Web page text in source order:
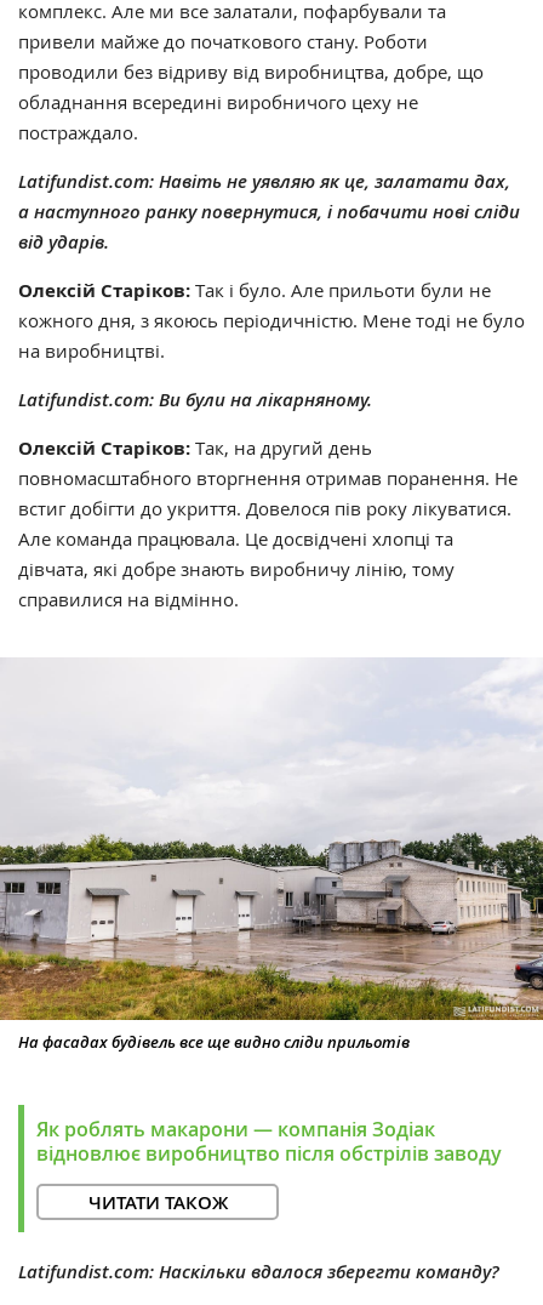
комплекс. Але ми все залатали, пофарбували та
привели майже до початкового стану. Роботи
проводили без відриву від виробництва, добре, що
обладнання всередині виробничого цеху не
постраждало.
Latifundist.com: Навіть не уявляю як це, залатати дах,
а наступного ранку повернутися, і побачити нові сліди
від ударів.
Олексій Старіков: Так і було. Але прильоти були не
кожного дня, з якоюсь періодичністю. Мене тоді не було
на виробництві.
Latifundist.com: Ви були на лікарняному.
Олексій Старіков: Так, на другий день
повномасштабного вторгнення отримав поранення. Не
встиг добігти до укриття. Довелося пів року лікуватися.
Але команда працювала. Це досвідчені хлопці та
дівчата, які добре знають виробничу лінію, тому
справилися на відмінно.
На фасадах будівель все ще видно сліди прильотів
Як роблять макарони — компанія Зодіак
відновлює виробництво після обстрілів заводу
ЧИТАТИ ТАКОЖ
Latifundist.com: Наскільки вдалося зберегти команду?